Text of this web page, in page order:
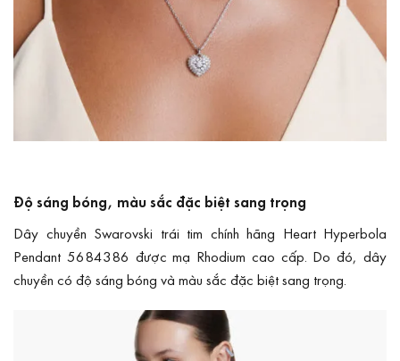
Độ sáng bóng, màu sắc đặc biệt sang trọng
Dây chuyền Swarovski trái tim chính hãng Heart Hyperbola
Pendant 5684386 được mạ Rhodium cao cấp. Do đó, dây
chuyền có độ sáng bóng và màu sắc đặc biệt sang trọng.